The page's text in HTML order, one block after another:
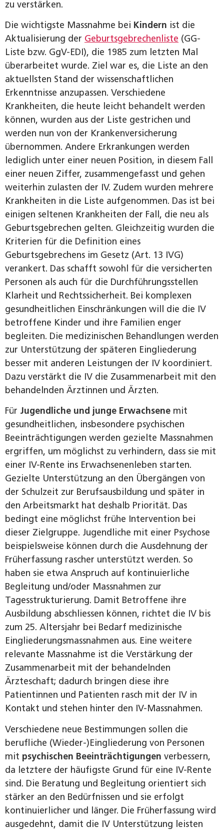
zu verstärken.
Die wichtigste Massnahme bei Kindern ist die
Aktualisierung der Geburtsgebrechenliste (GG-
Liste bzw. GgV-EDI), die 1985 zum letzten Mal
überarbeitet wurde. Ziel war es, die Liste an den
aktuellsten Stand der wissenschaftlichen
Erkenntnisse anzupassen. Verschiedene
Krankheiten, die heute leicht behandelt werden
können, wurden aus der Liste gestrichen und
werden nun von der Krankenversicherung
übernommen. Andere Erkrankungen werden
lediglich unter einer neuen Position, in diesem Fall
einer neuen Ziffer, zusammengefasst und gehen
weiterhin zulasten der IV. Zudem wurden mehrere
Krankheiten in die Liste aufgenommen. Das ist bei
einigen seltenen Krankheiten der Fall, die neu als
Geburtsgebrechen gelten. Gleichzeitig wurden die
Kriterien für die Definition eines
Geburtsgebrechens im Gesetz (Art. 13 IVG)
verankert. Das schafft sowohl für die versicherten
Personen als auch für die Durchführungsstellen
Klarheit und Rechtssicherheit. Bei komplexen
gesundheitlichen Einschränkungen will die die IV
betroffene Kinder und ihre Familien enger
begleiten. Die medizinischen Behandlungen werden
zur Unterstützung der späteren Eingliederung
besser mit anderen Leistungen der IV koordiniert.
Dazu verstärkt die IV die Zusammenarbeit mit den
behandelnden Ärztinnen und Ärzten.
Für Jugendliche und junge Erwachsene mit
gesundheitlichen, insbesondere psychischen
Beeinträchtigungen werden gezielte Massnahmen
ergriffen, um möglichst zu verhindern, dass sie mit
einer IV-Rente ins Erwachsenenleben starten.
Gezielte Unterstützung an den Übergängen von
der Schulzeit zur Berufsausbildung und später in
den Arbeitsmarkt hat deshalb Priorität. Das
bedingt eine möglichst frühe Intervention bei
dieser Zielgruppe. Jugendliche mit einer Psychose
beispielsweise können durch die Ausdehnung der
Früherfassung rascher unterstützt werden. So
haben sie etwa Anspruch auf kontinuierliche
Begleitung und/oder Massnahmen zur
Tagesstrukturierung. Damit Betroffene ihre
Ausbildung abschliessen können, richtet die IV bis
zum 25. Altersjahr bei Bedarf medizinische
Eingliederungsmassnahmen aus. Eine weitere
relevante Massnahme ist die Verstärkung der
Zusammenarbeit mit der behandelnden
Ärzteschaft; dadurch bringen diese ihre
Patientinnen und Patienten rasch mit der IV in
Kontakt und stehen hinter den IV-Massnahmen.
Verschiedene neue Bestimmungen sollen die
berufliche (Wieder-)Eingliederung von Personen
mit psychischen Beeinträchtigungen verbessern,
da letztere der häufigste Grund für eine IV-Rente
sind. Die Beratung und Begleitung orientiert sich
stärker an den Bedürfnissen und sie erfolgt
kontinuierlicher und länger. Die Früherfassung wird
ausgedehnt, damit die IV Unterstützung leisten